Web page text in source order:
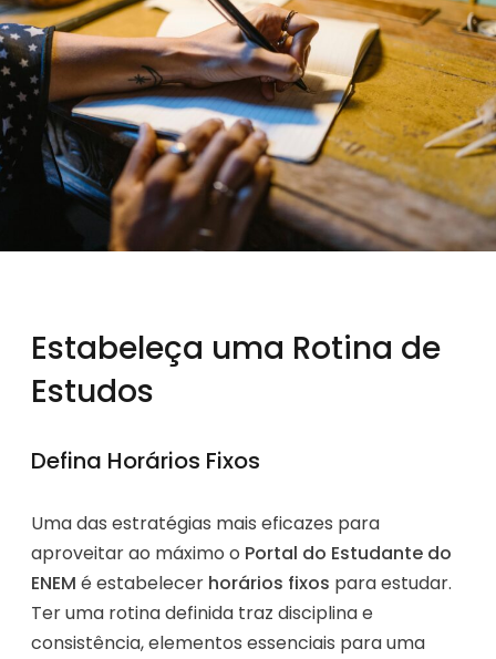
Estabeleça uma Rotina de
Estudos
Defina Horários Fixos
Uma das estratégias mais eficazes para
aproveitar ao máximo o Portal do Estudante do
ENEM é estabelecer horários fixos para estudar.
Ter uma rotina definida traz disciplina e
consistência, elementos essenciais para uma